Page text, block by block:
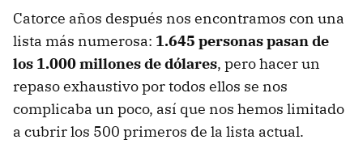
Catorce años después nos encontramos con una
lista más numerosa: 1.645 personas pasan de
los 1.000 millones de dólares, pero hacer un
repaso exhaustivo por todos ellos se nos
complicaba un poco, así que nos hemos limitado
a cubrir los 500 primeros de la lista actual.